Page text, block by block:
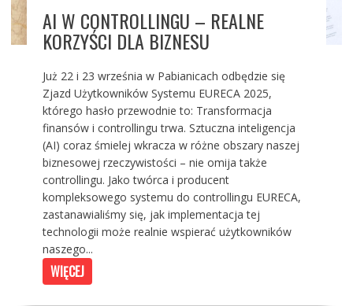
AI W CONTROLLINGU – REALNE
KORZYŚCI DLA BIZNESU
Już 22 i 23 września w Pabianicach odbędzie się
Zjazd Użytkowników Systemu EURECA 2025,
którego hasło przewodnie to: Transformacja
finansów i controllingu trwa. Sztuczna inteligencja
(AI) coraz śmielej wkracza w różne obszary naszej
biznesowej rzeczywistości – nie omija także
controllingu. Jako twórca i producent
kompleksowego systemu do controllingu EURECA,
zastanawialiśmy się, jak implementacja tej
technologii może realnie wspierać użytkowników
naszego...
WIĘCEJ